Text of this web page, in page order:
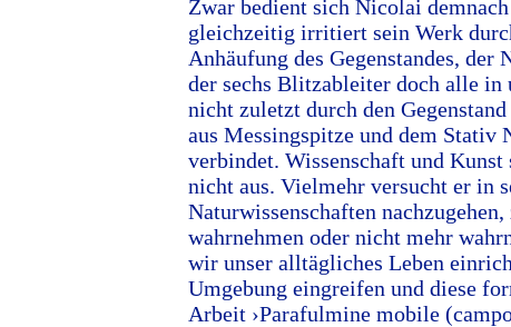
Zwar bedient sich Nicolai
gleichzeitig irritiert sein Werk
Anhäufung des Gegenstandes, der
der sechs Blitzableiter doch alle in
nicht zuletzt durch den
aus Messingspitze und dem Stativ
verbindet. Wissenschaft und
nicht aus. Vielmehr versucht er in
Naturwissenschaften
wahrnehmen oder nicht mehr
wir unser alltägliches Leben
Umgebung eingreifen und diese
Arbeit ›Parafulmine mobile